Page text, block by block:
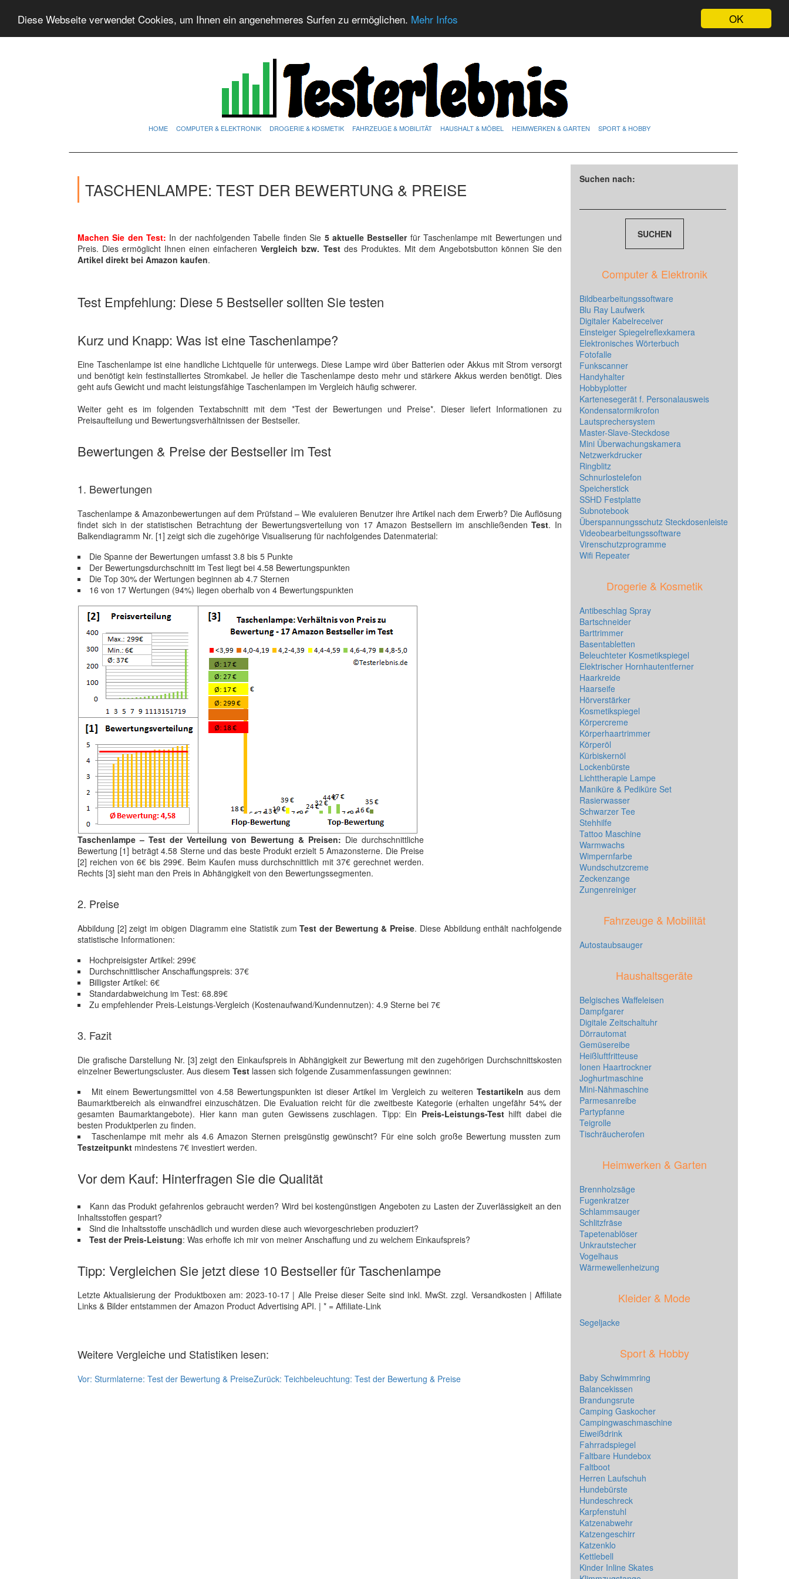
OK
Diese Webseite verwendet Cookies, um Ihnen ein angenehmeres Surfen zu ermöglichen. Mehr Infos
HOME COMPUTER & ELEKTRONIK DROGERIE & KOSMETIK FAHRZEUGE & MOBILITÄT HAUSHALT & MÖBEL HEIMWERKEN & GARTEN SPORT & HOBBY
TASCHENLAMPE: TEST DER BEWERTUNG & PREISE
Machen Sie den Test: In der nachfolgenden Tabelle finden Sie 5 aktuelle Bestsellerfür Taschenlampe mit Bewertungen und
Preis. Dies ermöglicht Ihnen einen einfacherenVergleich bzw. Testdes Produktes. Mit dem Angebotsbutton können Sie den
Artikel direkt bei Amazon kaufen.
Test Empfehlung: Diese 5 Bestseller sollten Sie testen
Kurz und Knapp: Was ist eine Taschenlampe?
Eine Taschenlampe ist eine handliche Lichtquelle für unterwegs. Diese Lampe wird über Batterien oder Akkus mit Strom versorgt
und benötigt kein festinstalliertes Stromkabel. Je heller die Taschenlampe desto mehr und stärkere Akkus werden benötigt. Dies
geht aufs Gewicht und macht leistungsfähige Taschenlampen im Vergleich häufig schwerer.
Weiter geht es im folgenden Textabschnitt mit dem *Test der Bewertungen und Preise*. Dieser liefert Informationen zu
Preisaufteilung und Bewertungsverhältnissen der Bestseller.
Bewertungen & Preise der Bestseller im Test
1. Bewertungen
Taschenlampe & Amazonbewertungen auf dem Prüfstand – Wie evaluieren Benutzer ihre Artikel nach dem Erwerb? Die Auflösung
findet sich in der statistischen Betrachtung der Bewertungsverteilung von 17 Amazon Bestsellern im anschließendenTest. In
Balkendiagramm Nr. [1] zeigt sich die zugehörige Visualiserung für nachfolgendes Datenmaterial:
Die Spanne der Bewertungen umfasst 3.8 bis 5 Punkte
Der Bewertungsdurchschnitt im Test liegt bei 4.58 Bewertungspunkten
Die Top 30% der Wertungen beginnen ab 4.7 Sternen
16 von 17 Wertungen (94%) liegen oberhalb von 4 Bewertungspunkten
Taschenlampe – Test der Verteilung von Bewertung & Preisen: Die durchschnittliche
Bewertung [1] beträgt 4.58 Sterne und das beste Produkt erzielt 5 Amazonsterne. Die Preise
[2] reichen von 6€ bis 299€. Beim Kaufen muss durchschnittlich mit 37€ gerechnet werden.
Rechts [3] sieht man den Preis in Abhängigkeit von den Bewertungssegmenten.
2. Preise
Abbildung [2] zeigt im obigen Diagramm eine Statistik zumTest der Bewertung & Preise. Diese Abbildung enthält nachfolgende
statistische Informationen:
Hochpreisigster Artikel: 299€
Durchschnittlischer Anschaffungspreis: 37€
Billigster Artikel: 6€
Standardabweichung im Test: 68.89€
Zu empfehlender Preis-Leistungs-Vergleich (Kostenaufwand/Kundennutzen): 4.9 Sterne bei 7€
3. Fazit
Die grafische Darstellung Nr. [3] zeigt den Einkaufspreis in Abhängigkeit zur Bewertung mit den zugehörigen Durchschnittskosten
einzelner Bewertungscluster. Aus diesem Test lassen sich folgende Zusammenfassungen gewinnen:
Mit einem Bewertungsmittel von 4.58 Bewertungspunkten ist dieser Artikel im Vergleich zu weiteren Testartikeln aus dem
Baumarktbereich als einwandfrei einzuschätzen. Die Evaluation reicht für die zweitbeste Kategorie (erhalten ungefähr 54% der
gesamten Baumarktangebote). Hier kann man guten Gewissens zuschlagen. Tipp: Ein Preis-Leistungs-Testhilft dabei die
besten Produktperlen zu finden.
Taschenlampe mit mehr als 4.6 Amazon Sternen preisgünstig gewünscht? Für eine solch große Bewertung mussten zum
Testzeitpunkt mindestens 7€ investiert werden.
Vor dem Kauf: Hinterfragen Sie die Qualität
Kann das Produkt gefahrenlos gebraucht werden? Wird bei kostengünstigen Angeboten zu Lasten der Zuverlässigkeit an den
Inhaltsstoffen gespart?
Sind die Inhaltsstoffe unschädlich und wurden diese auch wievorgeschrieben produziert?
Test der Preis-Leistung: Was erhoffe ich mir von meiner Anschaffung und zu welchem Einkaufspreis?
Tipp: Vergleichen Sie jetzt diese 10 Bestseller für Taschenlampe
Letzte Aktualisierung der Produktboxen am: 2023-10-17 | Alle Preise dieser Seite sind inkl. MwSt. zzgl. Versandkosten | Affiliate
Links & Bilder entstammen der Amazon Product Advertising API. | * = Affiliate-Link
Weitere Vergleiche und Statistiken lesen:
Vor: Sturmlaterne: Test der Bewertung & PreiseZurück: Teichbeleuchtung: Test der Bewertung & Preise
Suchen nach:
Computer & Elektronik
Bildbearbeitungssoftware
Blu Ray Laufwerk
Digitaler Kabelreceiver
Einsteiger Spiegelreflexkamera
Elektronisches Wörterbuch
Fotofalle
Funkscanner
Handyhalter
Hobbyplotter
Kartenesegerät f. Personalausweis
Kondensatormikrofon
Lautsprechersystem
Master-Slave-Steckdose
Mini Überwachungskamera
Netzwerkdrucker
Ringblitz
Schnurlostelefon
Speicherstick
SSHD Festplatte
Subnotebook
Überspannungsschutz Steckdosenleiste
Videobearbeitungssoftware
Virenschutzprogramme
Wifi Repeater
Drogerie & Kosmetik
Antibeschlag Spray
Bartschneider
Barttrimmer
Basentabletten
Beleuchteter Kosmetikspiegel
Elektrischer Hornhautentferner
Haarkreide
Haarseife
Hörverstärker
Kosmetikspiegel
Körpercreme
Körperhaartrimmer
Körperöl
Kürbiskernöl
Lockenbürste
Lichttherapie Lampe
Maniküre & Pediküre Set
Rasierwasser
Schwarzer Tee
Stehhilfe
Tattoo Maschine
Warmwachs
Wimpernfarbe
Wundschutzcreme
Zeckenzange
Zungenreiniger
Fahrzeuge & Mobilität
Autostaubsauger
Haushaltsgeräte
Belgisches Waffeleisen
Dampfgarer
Digitale Zeitschaltuhr
Dörrautomat
Gemüsereibe
Heißluftfritteuse
Ionen Haartrockner
Joghurtmaschine
Mini-Nähmaschine
Parmesanreibe
Partypfanne
Teigrolle
Tischräucherofen
Heimwerken & Garten
Brennholzsäge
Fugenkratzer
Schlammsauger
Schlitzfräse
Tapetenablöser
Unkrautstecher
Vogelhaus
Wärmewellenheizung
Kleider & Mode
Segeljacke
Sport & Hobby
Baby Schwimmring
Balancekissen
Brandungsrute
Camping Gaskocher
Campingwaschmaschine
Eiweißdrink
Fahrradspiegel
Faltbare Hundebox
Faltboot
Herren Laufschuh
Hundebürste
Hundeschreck
Karpfenstuhl
Katzenabwehr
Katzengeschirr
Katzenklo
Kettlebell
Kinder Inline Skates